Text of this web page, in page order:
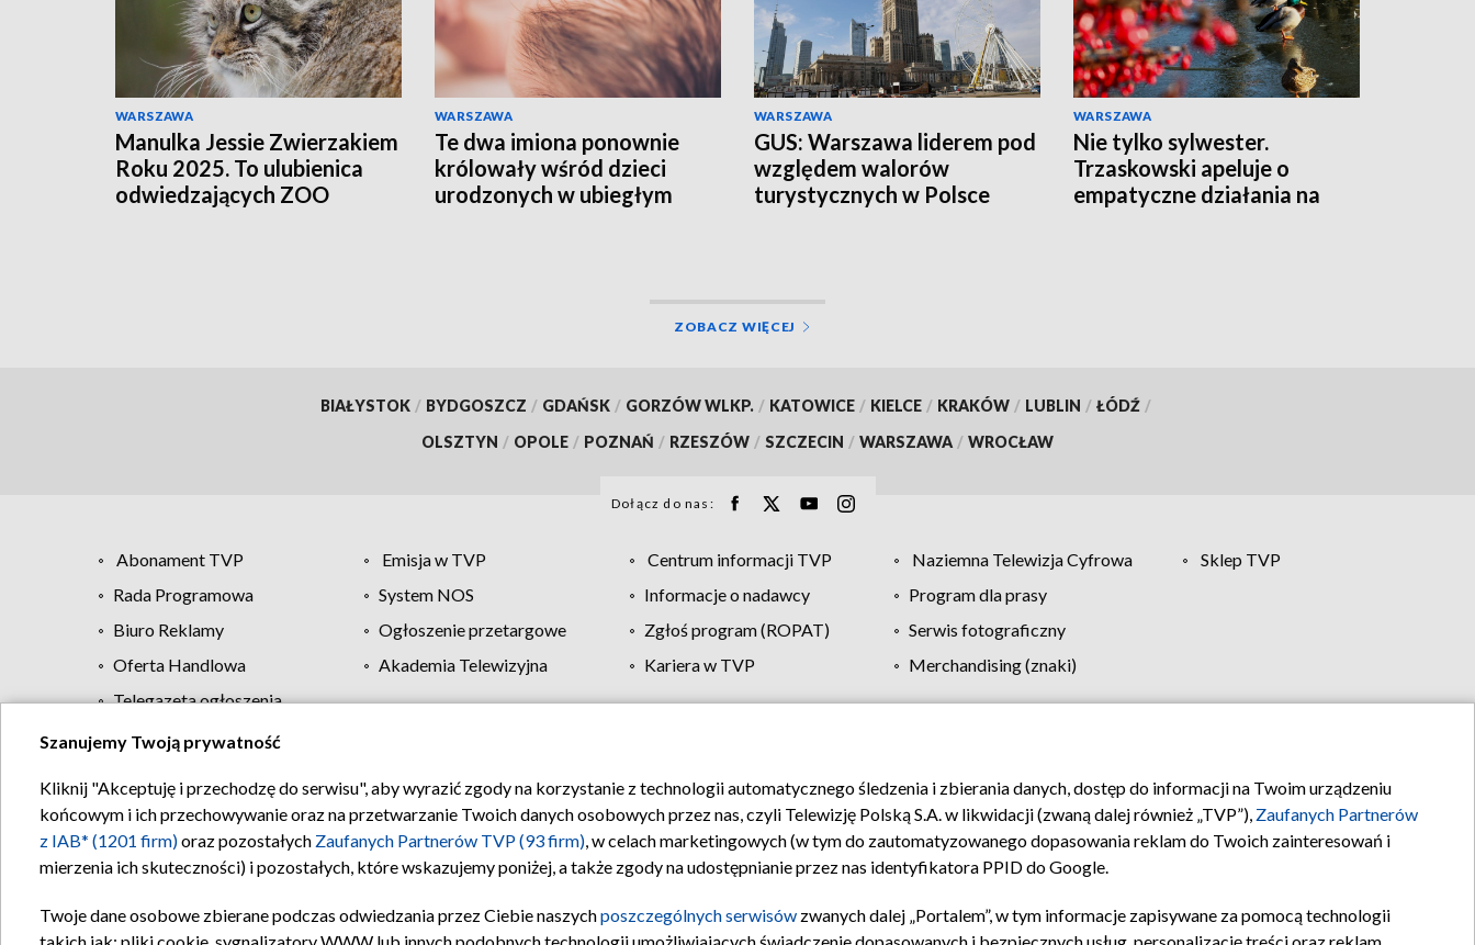
WARSZAWA
Manulka Jessie Zwierzakiem
Roku 2025. To ulubienica
odwiedzających ZOO
WARSZAWA
Te dwa imiona ponownie
królowały wśród dzieci
urodzonych w ubiegłym
WARSZAWA
GUS: Warszawa liderem pod
względem walorów
turystycznych w Polsce
WARSZAWA
Nie tylko sylwester.
Trzaskowski apeluje o
empatyczne działania na
ZOBACZ WIĘCEJ
BIAŁYSTOK / BYDGOSZCZ / GDAŃSK / GORZÓW WLKP. / KATOWICE / KIELCE / KRAKÓW / LUBLIN / ŁÓDŹ /
OLSZTYN / OPOLE / POZNAŃ / RZESZÓW / SZCZECIN / WARSZAWA / WROCŁAW
Dołącz do nas:
Abonament TVP Emisja w TVP Centrum informacji TVP Naziemna Telewizja Cyfrowa
Sklep TVP
Rada Programowa
System NOS Informacje o nadawcy
Program dla prasy
Biuro Reklamy
Ogłoszenie przetargowe Zgłoś program (ROPAT)
Serwis fotograficzny
Oferta Handlowa
Akademia Telewizyjna Kariera w TVP
Merchandising (znaki)
Telegazeta ogłoszenia
Regulamin TVP Polityka prywatności Moje zgody Pomoc Biuro reklamy Kontakt
Szanujemy Twoją prywatność
Kliknij "Akceptuję i przechodzę do serwisu", aby wyrazić zgody na korzystanie z technologii automatycznego śledzenia i zbierania danych, dostęp do informacji na Twoim urządzeniu
końcowym i ich przechowywanie oraz na przetwarzanie Twoich danych osobowych przez nas, czyli Telewizję Polską S.A. w likwidacji (zwaną dalej również „TVP”), Zaufanych Partnerów
z IAB* (1201 firm)oraz pozostałych Zaufanych Partnerów TVP (93 firm), w celach marketingowych (w tym do zautomatyzowanego dopasowania reklam do Twoich zainteresowań i
mierzenia ich skuteczności) i pozostałych, które wskazujemy poniżej, a także zgody na udostępnianie przez nas identyfikatora PPID do Google.
Twoje dane osobowe zbierane podczas odwiedzania przez Ciebie naszychposzczególnych serwisów zwanych dalej „Portalem”, w tym informacje zapisywane za pomocą technologii